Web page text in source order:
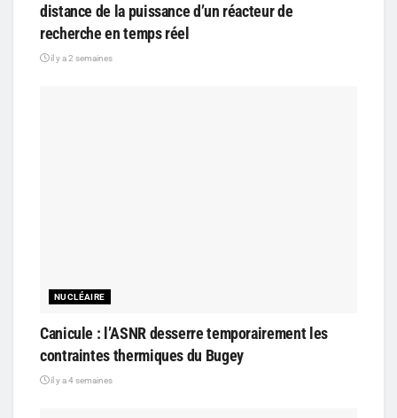
distance de la puissance d’un réacteur de
recherche en temps réel
il y a 2 semaines
NUCLÉAIRE
Canicule : l’ASNR desserre temporairement les
contraintes thermiques du Bugey
il y a 4 semaines